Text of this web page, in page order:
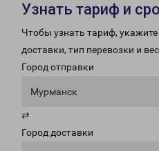
Узнать тариф и
Чтобы узнать тариф,
доставки, тип перевозки и вес
Город отправки
Мурманск
⇄
Город доставки